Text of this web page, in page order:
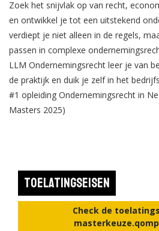
Zoek het snijvlak op van recht,
en ontwikkel je tot een uitstekend
verdiept je niet alleen in de regels,
passen in complexe
LLM Ondernemingsrecht leer je van
de praktijk en duik je zelf in het
#1 opleiding Ondernemingsrecht in
Masters 2025)
Toelatingseisen
Check de